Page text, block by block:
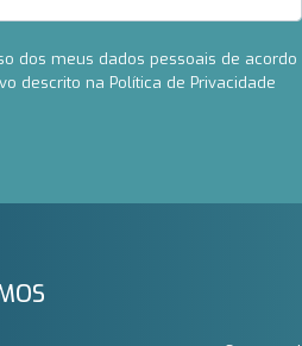
dos meus dados pessoais de acordo
descrito na Política de Privacidade